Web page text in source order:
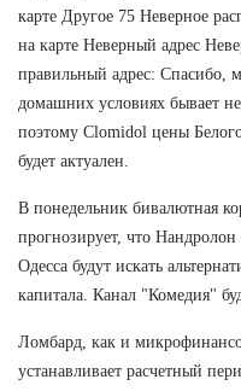
карте Другое 75 Неверное
на карте Неверный адрес
правильный адрес:
домашних условиях бывает
поэтому Clomidol цены
будет актуален.
В понедельник бивалютная
прогнозирует, что
Одесса будут искать
капитала. Канал "Комедия"
Ломбард, как и
устанавливает расчетный